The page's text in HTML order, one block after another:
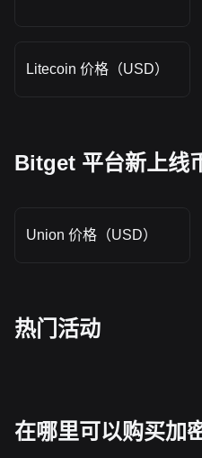
Litecoin 价格（USD）
Bitget 平台新上线
Union 价格（USD）
热门活动
在哪里可以购买加